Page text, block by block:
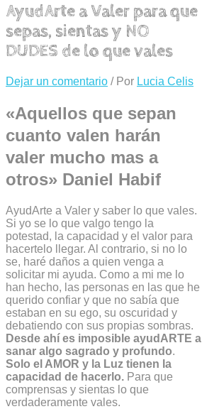
AyudArte a Valer para que
sepas, sientas y NO
DUDES de lo que vales
Dejar un comentario / Por Lucia Celis
«Aquellos que sepan
cuanto valen harán
valer mucho mas a
otros» Daniel Habif
AyudArte a Valer y saber lo que vales.
Si yo se lo que valgo tengo la
potestad, la capacidad y el valor para
hacertelo llegar. Al contrario, si no lo
se, haré daños a quien venga a
solicitar mi ayuda. Como a mi me lo
han hecho, las personas en las que he
querido confiar y que no sabía que
estaban en su ego, su oscuridad y
debatiendo con sus propias sombras.
Desde ahí es imposible ayudARTE a
sanar algo sagrado y profundo.
Solo el AMOR y la Luz tienen la
capacidad de hacerlo. Para que
comprensas y sientas lo que
verdaderamente vales.